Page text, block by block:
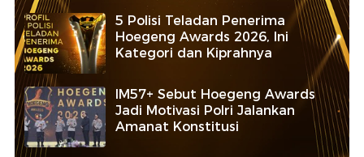
5 Polisi Teladan Penerima
Hoegeng Awards 2026, Ini
Kategori dan Kiprahnya
IM57+ Sebut Hoegeng Awards
Jadi Motivasi Polri Jalankan
Amanat Konstitusi